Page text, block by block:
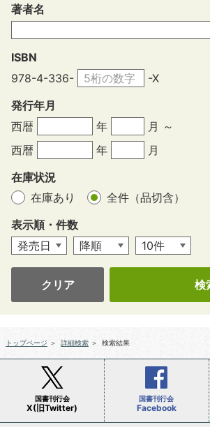
著者名
ISBN
978-4-336-
-X
発行年月
西暦
年
月 ～
西暦
年
月
在庫状況
在庫あり
全件（品切含）
表示順・件数
クリア
トップページ ＞ 詳細検索 ＞ 検索結果
国書刊行会
X(旧Twitter)
国書刊行会
Facebook